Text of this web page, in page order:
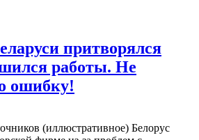
притворялся
работы. Не
ошибку!
(иллюстративное) Белорус